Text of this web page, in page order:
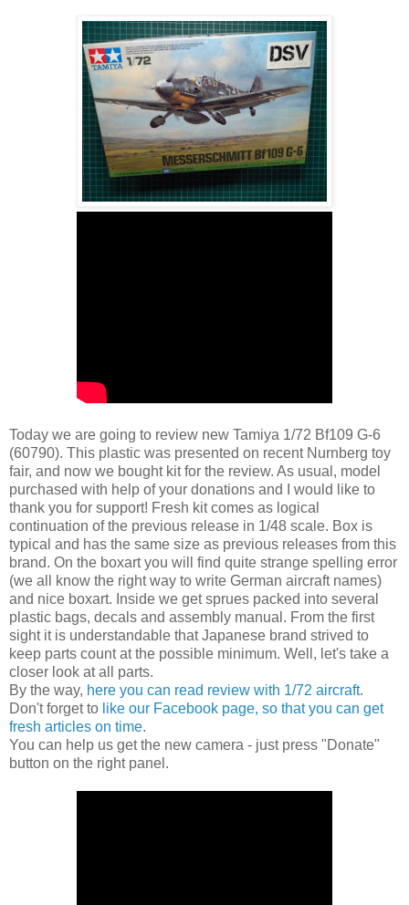
Today we are going to review new Tamiya 1/72 Bf109 G-6
(60790). This plastic was presented on recent Nurnberg toy
fair, and now we bought kit for the review. As usual, model
purchased with help of your donations and I would like to
thank you for support! Fresh kit comes as logical
continuation of the previous release in 1/48 scale. Box is
typical and has the same size as previous releases from this
brand. On the boxart you will find quite strange spelling error
(we all know the right way to write German aircraft names)
and nice boxart. Inside we get sprues packed into several
plastic bags, decals and assembly manual. From the first
sight it is understandable that Japanese brand strived to
keep parts count at the possible minimum. Well, let's take a
closer look at all parts.
By the way, here you can read review with 1/72 aircraft.
Don't forget to like our Facebook page, so that you can get
fresh articles on time.
You can help us get the new camera - just press "Donate"
button on the right panel.